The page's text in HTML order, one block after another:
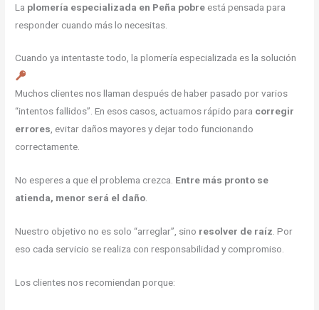
La plomería especializada en Peña pobre está pensada para
responder cuando más lo necesitas.
Cuando ya intentaste todo, la plomería especializada es la solución
Muchos clientes nos llaman después de haber pasado por varios
“intentos fallidos”. En esos casos, actuamos rápido para corregir
errores, evitar daños mayores y dejar todo funcionando
correctamente.
No esperes a que el problema crezca. Entre más pronto se
atienda, menor será el daño.
Nuestro objetivo no es solo “arreglar”, sino resolver de raíz . Por
eso cada servicio se realiza con responsabilidad y compromiso.
Los clientes nos recomiendan porque: